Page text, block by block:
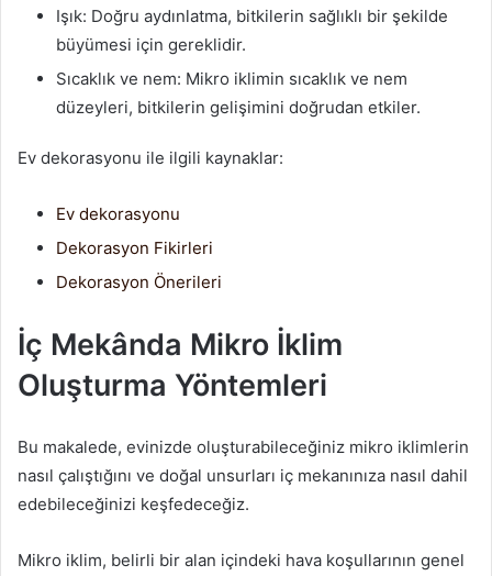
Işık: Doğru aydınlatma, bitkilerin sağlıklı bir şekilde
büyümesi için gereklidir.
Sıcaklık ve nem: Mikro iklimin sıcaklık ve nem
düzeyleri, bitkilerin gelişimini doğrudan etkiler.
Ev dekorasyonu ile ilgili kaynaklar:
Ev dekorasyonu
Dekorasyon Fikirleri
Dekorasyon Önerileri
İç Mekânda Mikro İklim
Oluşturma Yöntemleri
Bu makalede, evinizde oluşturabileceğiniz mikro iklimlerin
nasıl çalıştığını ve doğal unsurları iç mekanınıza nasıl dahil
edebileceğinizi keşfedeceğiz.
Mikro iklim, belirli bir alan içindeki hava koşullarının genel